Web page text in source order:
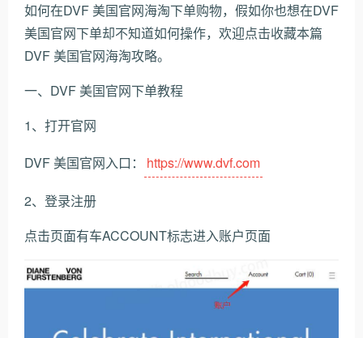
如何在DVF 美国官网海淘下单购物，假如你也想在DVF
美国官网下单却不知道如何操作，欢迎点击收藏本篇
DVF 美国官网海淘攻略。
一、DVF 美国官网下单教程
1、打开官网
DVF 美国官网入口：
https://www.dvf.com
2、登录注册
点击页面有车ACCOUNT标志进入账户页面